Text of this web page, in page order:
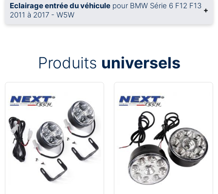
Eclairage entrée du véhicule pour BMW Série 6 F12 F13
2011 à 2017 - W5W
+
Produits universels